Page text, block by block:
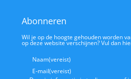
Abonneren
Wil je op de hoogte gehouden worden
op deze website verschijnen? Vul dan
Naam(vereist)
E-mail(vereist)